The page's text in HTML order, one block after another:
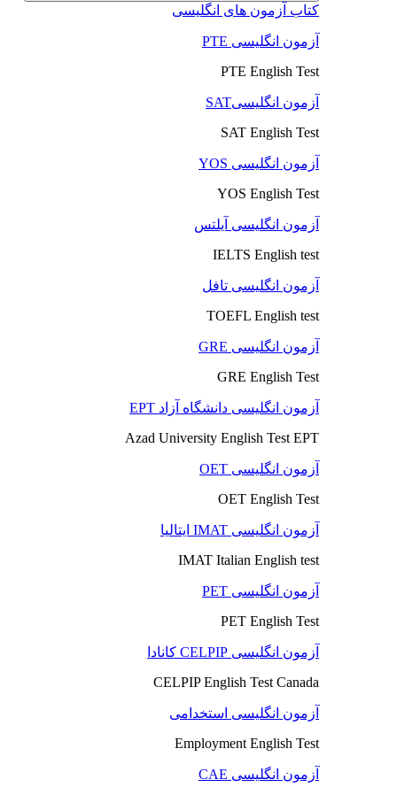
کتاب آزمون های انگلیسی
آزمون انگلیسی PTE
PTE English Test
آزمون انگلیسیSAT
SAT English Test
آزمون انگلیسی YOS
YOS English Test
آزمون انگلیسی آیلتس
IELTS English test
آزمون انگلیسی تافل
TOEFL English test
آزمون انگلیسی GRE
GRE English Test
آزمون انگلیسی دانشگاه آزاد EPT
Azad University English Test EPT
آزمون انگلیسی OET
OET English Test
آزمون انگلیسی IMAT ایتالیا
IMAT Italian English test
آزمون انگلیسی PET
PET English Test
آزمون انگلیسی CELPIP کانادا
CELPIP English Test Canada
آزمون انگلیسی استخدامی
Employment English Test
آزمون انگلیسی CAE